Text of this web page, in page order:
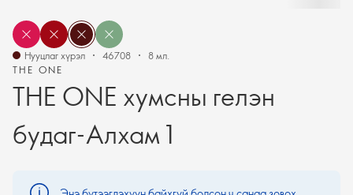
THE ONE
THE ONE хумсны гелэн
будаг-Алхам 1
Нууцлаг хүрэл 46708 8 мл.